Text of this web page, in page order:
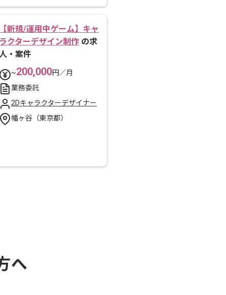
新規/運用中ゲーム】キャ
クターデザイン制作 の求
・案件
~200,000円／月
業務委託
2Dキャラクターデザイナー
幡ヶ谷（東京都）
へ